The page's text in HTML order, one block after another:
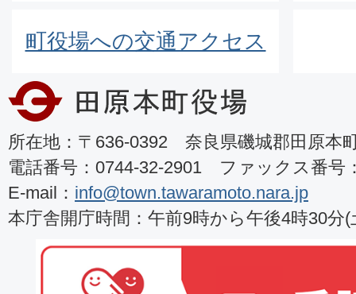
町役場への交通アクセス
所在地：〒636-0392 奈良県磯城郡田原本
電話番号：0744-32-2901 ファックス番号
E-mail： info@town.tawaramoto.nara.jp
本庁舎開庁時間：午前9時から午後4時30分